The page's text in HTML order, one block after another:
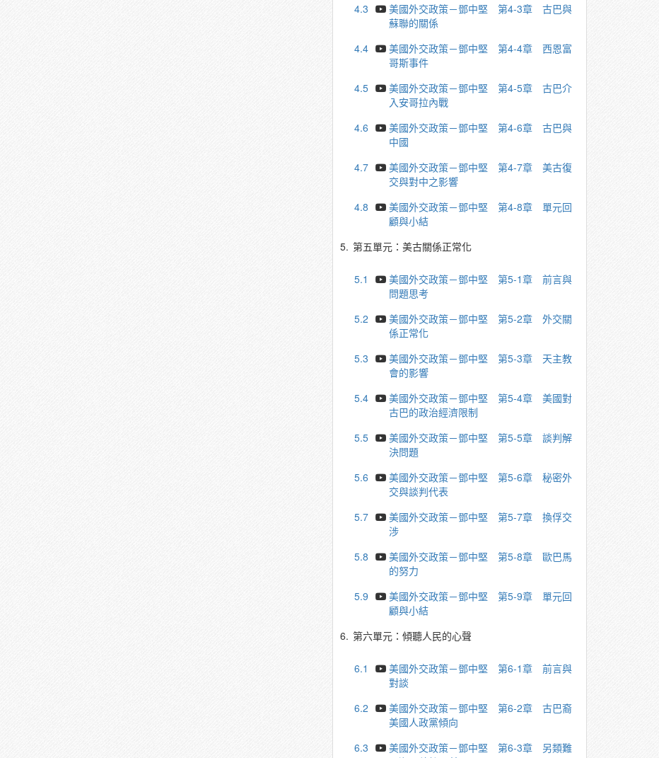
4.3
美國外交政策－鄧中堅 第4-3章 古巴與
蘇聯的關係
4.4
美國外交政策－鄧中堅 第4-4章 西恩富
哥斯事件
4.5
美國外交政策－鄧中堅 第4-5章 古巴介
入安哥拉內戰
4.6
美國外交政策－鄧中堅 第4-6章 古巴與
中國
4.7
美國外交政策－鄧中堅 第4-7章 美古復
交與對中之影響
4.8
美國外交政策－鄧中堅 第4-8章 單元回
顧與小結
5. 第五單元：美古關係正常化
5.1
美國外交政策－鄧中堅 第5-1章 前言與
問題思考
5.2
美國外交政策－鄧中堅 第5-2章 外交關
係正常化
5.3
美國外交政策－鄧中堅 第5-3章 天主教
會的影響
5.4
美國外交政策－鄧中堅 第5-4章 美國對
古巴的政治經濟限制
5.5
美國外交政策－鄧中堅 第5-5章 談判解
決問題
5.6
美國外交政策－鄧中堅 第5-6章 秘密外
交與談判代表
5.7
美國外交政策－鄧中堅 第5-7章 換俘交
涉
5.8
美國外交政策－鄧中堅 第5-8章 歐巴馬
的努力
5.9
美國外交政策－鄧中堅 第5-9章 單元回
顧與小結
6. 第六單元：傾聽人民的心聲
6.1
美國外交政策－鄧中堅 第6-1章 前言與
對談
6.2
美國外交政策－鄧中堅 第6-2章 古巴裔
美國人政黨傾向
6.3
美國外交政策－鄧中堅 第6-3章 另類難